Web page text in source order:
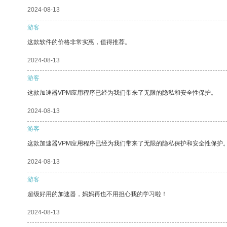
2024-08-13
游客
这款软件的价格非常实惠，值得推荐。
2024-08-13
游客
这款加速器VPM应用程序已经为我们带来了无限的隐私和安全性保护。
2024-08-13
游客
这款加速器VPM应用程序已经为我们带来了无限的隐私保护和安全性保护
2024-08-13
游客
超级好用的加速器，妈妈再也不用担心我的学习啦！
2024-08-13